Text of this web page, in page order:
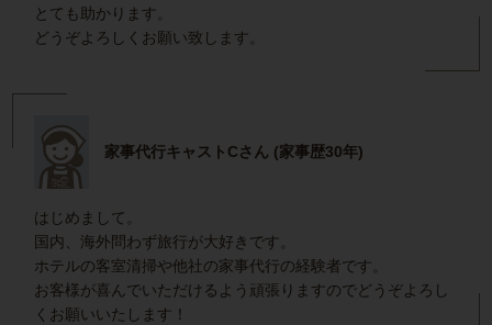
とても助かります。
どうぞよろしくお願い致します。
家事代行キャストCさん (家事歴30年)
はじめまして。
国内、海外問わず旅行が大好きです。
ホテルの客室清掃や他社の家事代行の経験者です。
お客様が喜んでいただけるよう頑張りますのでどうぞよろし
くお願いいたします！